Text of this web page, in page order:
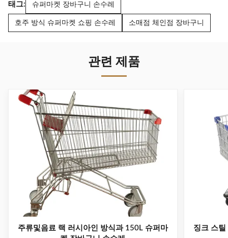
태그: 슈퍼마켓 장바구니 손수레
호주 방식 슈퍼마켓 쇼핑 손수레 소매점 체인점 장바구니
관련 제품
주류및음료 랙 러시아인 방식과 150L 슈퍼마
징크 스